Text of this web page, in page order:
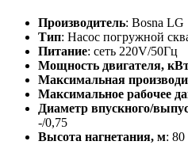
Производитель: Bosna LG
Тип: Насос погружной
Питание: сеть 220V/50Гц
Мощность двигателя,
Максимальная
Максимальное рабочее
Диаметр впускного/
-/0,75
Высота нагнетания, м: 80